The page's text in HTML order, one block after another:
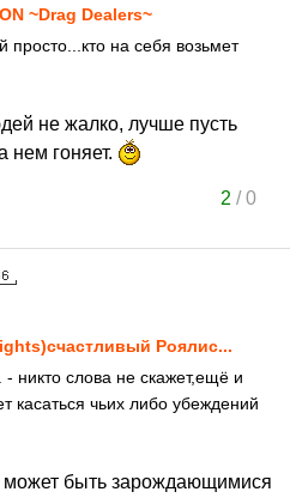
~Drag Dealers~
на себя возьмет
не жалко, лучше пусть
нем гоняет.
2 /0
Роялис...
никто слова не скажет,ещё и
касаться чьих либо убеждений
быть зарождающимися